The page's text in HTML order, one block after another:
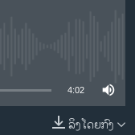
4:02
ລິງໂດຍກົງ